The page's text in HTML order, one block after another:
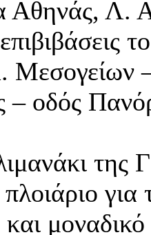
Αθηνάς, Λ.
Μεσογείων
– οδός
της
για